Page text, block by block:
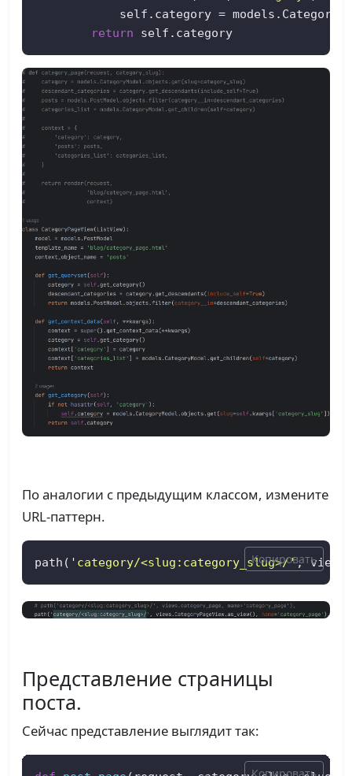
self.category =
return self.category
По аналогии с предыдущим классом, измените
URL-паттерн.
path( 'category/<slug:category_slug>/',
Копировать
Представление страницы
поста.
Сейчас представление выглядит так: